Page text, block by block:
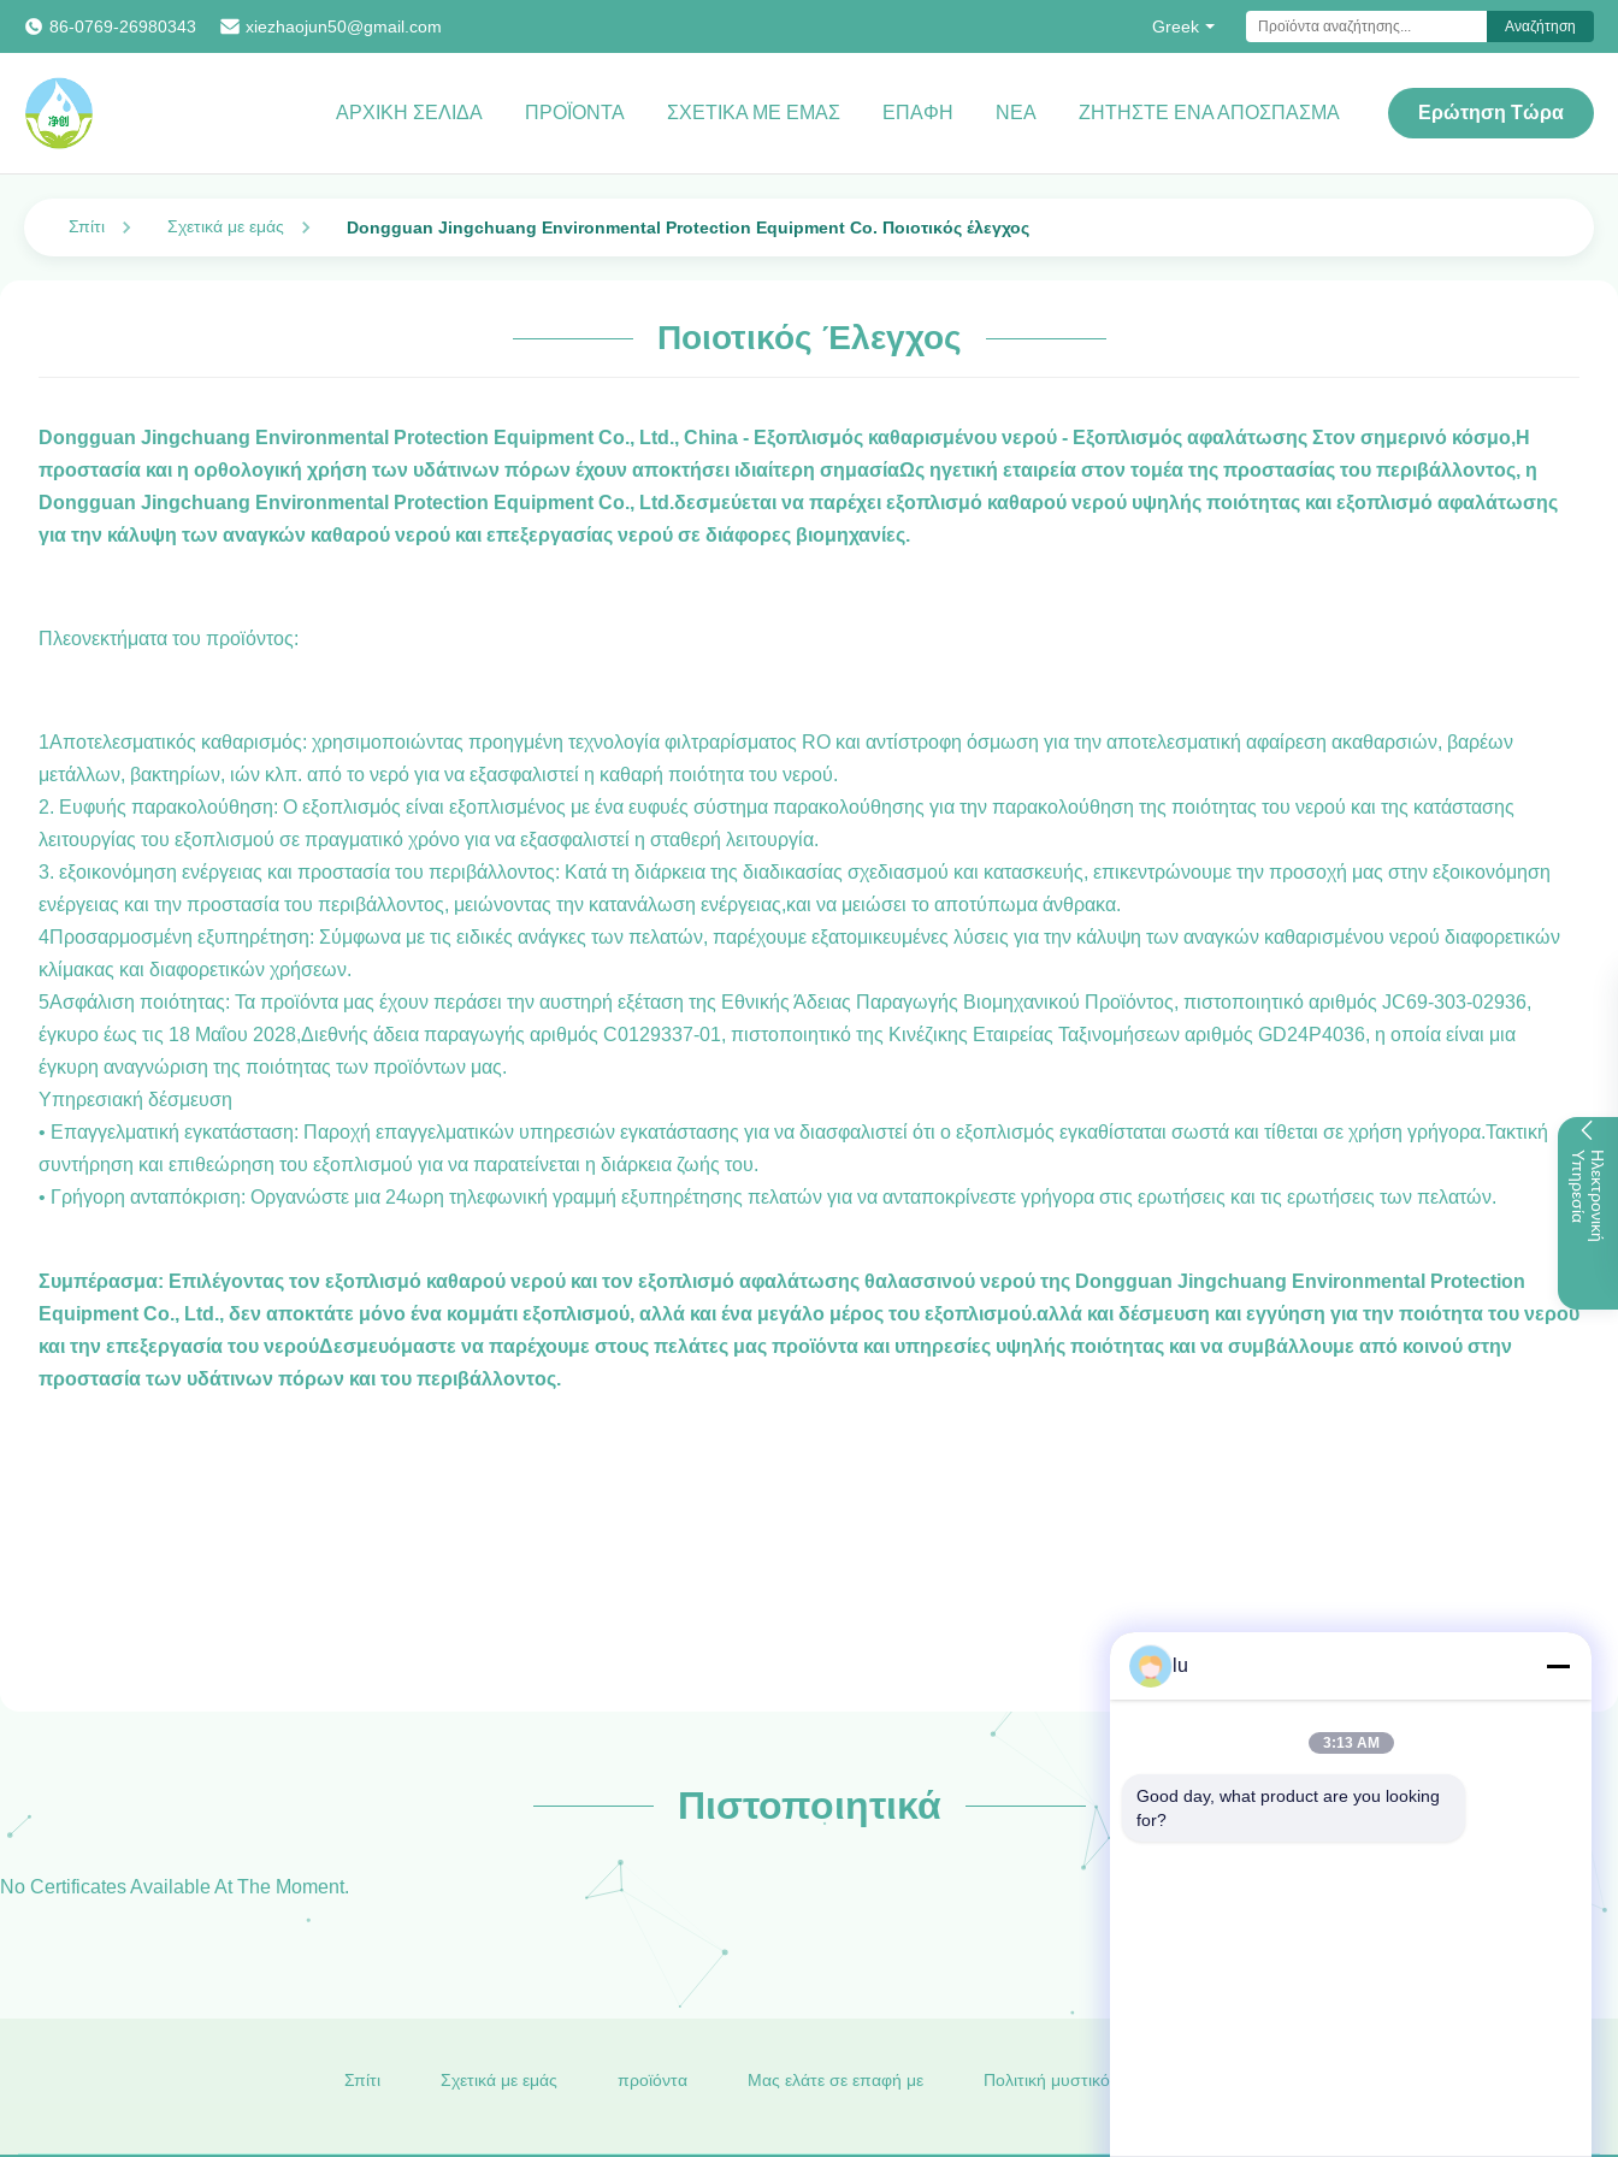
86-0769-26980343 xiezhaojun50@gmail.com Greek Αναζήτηση
ΑΡΧΙΚΉ ΣΕΛΊΔΑ ΠΡΟΪΌΝΤΑ ΣΧΕΤΙΚΆ ΜΕ ΕΜΆΣ ΕΠΑΦΉ ΝΈΑ ΖΗΤΉΣΤΕ ΈΝΑ ΑΠΌΣΠΑΣΜΑ Ερώτηση Τώρα
Η
Λ
Ε
Κ
Τ
Ρ
Ο
Ν
Ι
Κ
Ή
Υ
Π
Η
Ρ
Ε
Σ
Ί
Α
Σπίτι Σχετικά με εμάς Dongguan Jingchuang Environmental Protection Equipment Co. Ποιοτικός έλεγχος
Ποιοτικός Έλεγχος
Dongguan Jingchuang Environmental Protection Equipment Co., Ltd., China - Εξοπλισμός καθαρισμένου νερού - Εξοπλισμός αφαλάτωσης Στον σημερινό κόσμο,Η
προστασία και η ορθολογική χρήση των υδάτινων πόρων έχουν αποκτήσει ιδιαίτερη σημασίαΩς ηγετική εταιρεία στον τομέα της προστασίας του περιβάλλοντος, η
Dongguan Jingchuang Environmental Protection Equipment Co., Ltd.δεσμεύεται να παρέχει εξοπλισμό καθαρού νερού υψηλής ποιότητας και εξοπλισμό αφαλάτωσης
για την κάλυψη των αναγκών καθαρού νερού και επεξεργασίας νερού σε διάφορες βιομηχανίες.
Πλεονεκτήματα του προϊόντος:
1Αποτελεσματικός καθαρισμός: χρησιμοποιώντας προηγμένη τεχνολογία φιλτραρίσματος RO και αντίστροφη όσμωση για την αποτελεσματική αφαίρεση ακαθαρσιών, βαρέων
μετάλλων, βακτηρίων, ιών κλπ. από το νερό για να εξασφαλιστεί η καθαρή ποιότητα του νερού.
2. Ευφυής παρακολούθηση: Ο εξοπλισμός είναι εξοπλισμένος με ένα ευφυές σύστημα παρακολούθησης για την παρακολούθηση της ποιότητας του νερού και της κατάστασης
λειτουργίας του εξοπλισμού σε πραγματικό χρόνο για να εξασφαλιστεί η σταθερή λειτουργία.
3. εξοικονόμηση ενέργειας και προστασία του περιβάλλοντος: Κατά τη διάρκεια της διαδικασίας σχεδιασμού και κατασκευής, επικεντρώνουμε την προσοχή μας στην εξοικονόμηση
ενέργειας και την προστασία του περιβάλλοντος, μειώνοντας την κατανάλωση ενέργειας,και να μειώσει το αποτύπωμα άνθρακα.
4Προσαρμοσμένη εξυπηρέτηση: Σύμφωνα με τις ειδικές ανάγκες των πελατών, παρέχουμε εξατομικευμένες λύσεις για την κάλυψη των αναγκών καθαρισμένου νερού διαφορετικών
κλίμακας και διαφορετικών χρήσεων.
5Ασφάλιση ποιότητας: Τα προϊόντα μας έχουν περάσει την αυστηρή εξέταση της Εθνικής Άδειας Παραγωγής Βιομηχανικού Προϊόντος, πιστοποιητικό αριθμός JC69-303-02936,
έγκυρο έως τις 18 Μαΐου 2028,Διεθνής άδεια παραγωγής αριθμός C0129337-01, πιστοποιητικό της Κινέζικης Εταιρείας Ταξινομήσεων αριθμός GD24P4036, η οποία είναι μια
έγκυρη αναγνώριση της ποιότητας των προϊόντων μας.
Υπηρεσιακή δέσμευση
• Επαγγελματική εγκατάσταση: Παροχή επαγγελματικών υπηρεσιών εγκατάστασης για να διασφαλιστεί ότι ο εξοπλισμός εγκαθίσταται σωστά και τίθεται σε χρήση γρήγορα.Τακτική
συντήρηση και επιθεώρηση του εξοπλισμού για να παρατείνεται η διάρκεια ζωής του.
• Γρήγορη ανταπόκριση: Οργανώστε μια 24ωρη τηλεφωνική γραμμή εξυπηρέτησης πελατών για να ανταποκρίνεστε γρήγορα στις ερωτήσεις και τις ερωτήσεις των πελατών.
Συμπέρασμα: Επιλέγοντας τον εξοπλισμό καθαρού νερού και τον εξοπλισμό αφαλάτωσης θαλασσινού νερού της Dongguan Jingchuang Environmental Protection
Equipment Co., Ltd., δεν αποκτάτε μόνο ένα κομμάτι εξοπλισμού, αλλά και ένα μεγάλο μέρος του εξοπλισμού.αλλά και δέσμευση και εγγύηση για την ποιότητα του νερού
και την επεξεργασία του νερούΔεσμευόμαστε να παρέχουμε στους πελάτες μας προϊόντα και υπηρεσίες υψηλής ποιότητας και να συμβάλλουμε από κοινού στην
προστασία των υδάτινων πόρων και του περιβάλλοντος.
Πιστοποιητικά
No Certificates Available At The Moment.
Σπίτι Σχετικά με εμάς προϊόντα Μας ελάτε σε επαφή με Πολιτική μυστικότητας
lu
3:13 AM
Good day, what product are you looking
for?